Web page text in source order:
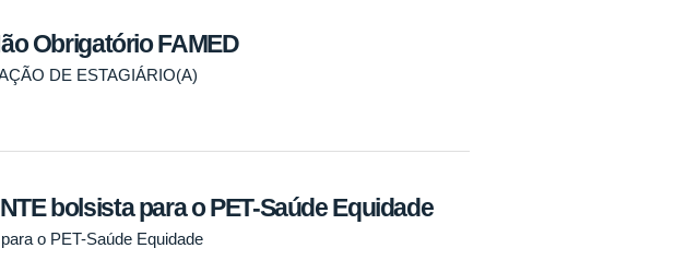
Obrigatório FAMED
DE ESTAGIÁRIO(A)
bolsista para o PET-Saúde Equidade
o PET-Saúde Equidade